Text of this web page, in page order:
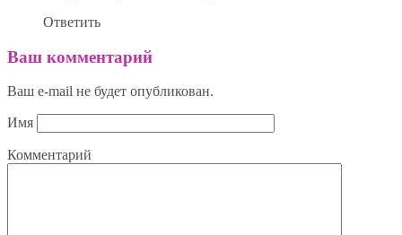
Ответить
Ваш комментарий
Ваш e-mail не будет опубликован.
Имя
Комментарий